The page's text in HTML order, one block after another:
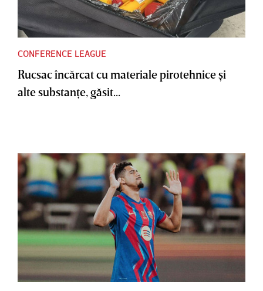
CONFERENCE LEAGUE
Rucsac încărcat cu materiale pirotehnice şi
alte substanţe, găsit...